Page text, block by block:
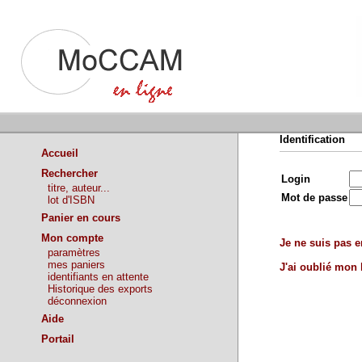
Accueil
Rechercher
titre, auteur...
lot d'ISBN
Panier en cours
Mon compte
paramètres
mes paniers
identifiants en attente
Historique des exports
déconnexion
Aide
Portail
Identification
Login
Mot de passe
Je ne suis pas
J'ai oublié mon